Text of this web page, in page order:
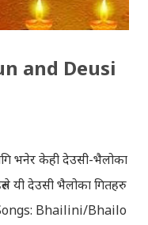
to arrive but he
long voyage to
is accompanied
she went. Radha
and Deusi
भनेर केही देउसी-भैलोका
यी देउसी भैलोका गितहरु
Bhailini/Bhailo